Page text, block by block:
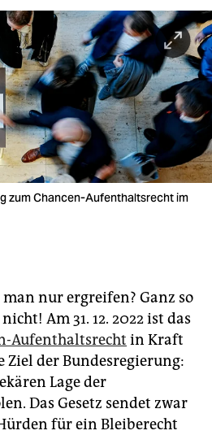
zum Chancen-Aufenthaltsrecht im
nur ergreifen? Ganz so
Am 31. 12. 2022 ist das
Aufenthaltsrecht in Kraft
Ziel der Bundesregierung:
Lage der
Das Gesetz ­sendet zwar
für ein Bleiberecht